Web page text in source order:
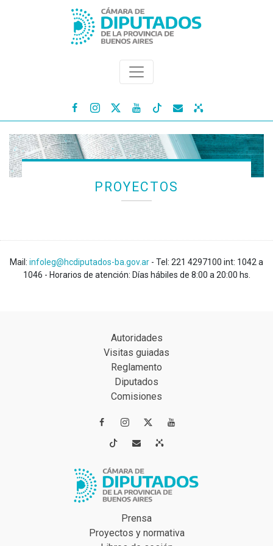
   
PROYECTOS
Mail: infoleg@hcdiputados-ba.gov.ar - Tel: 221 4297100 int: 1042 a
1046 - Horarios de atención: Días hábiles de 8:00 a 20:00 hs.
Autoridades
Visitas guiadas
Reglamento
Diputados
Comisiones
 
 
Prensa
Proyectos y normativa